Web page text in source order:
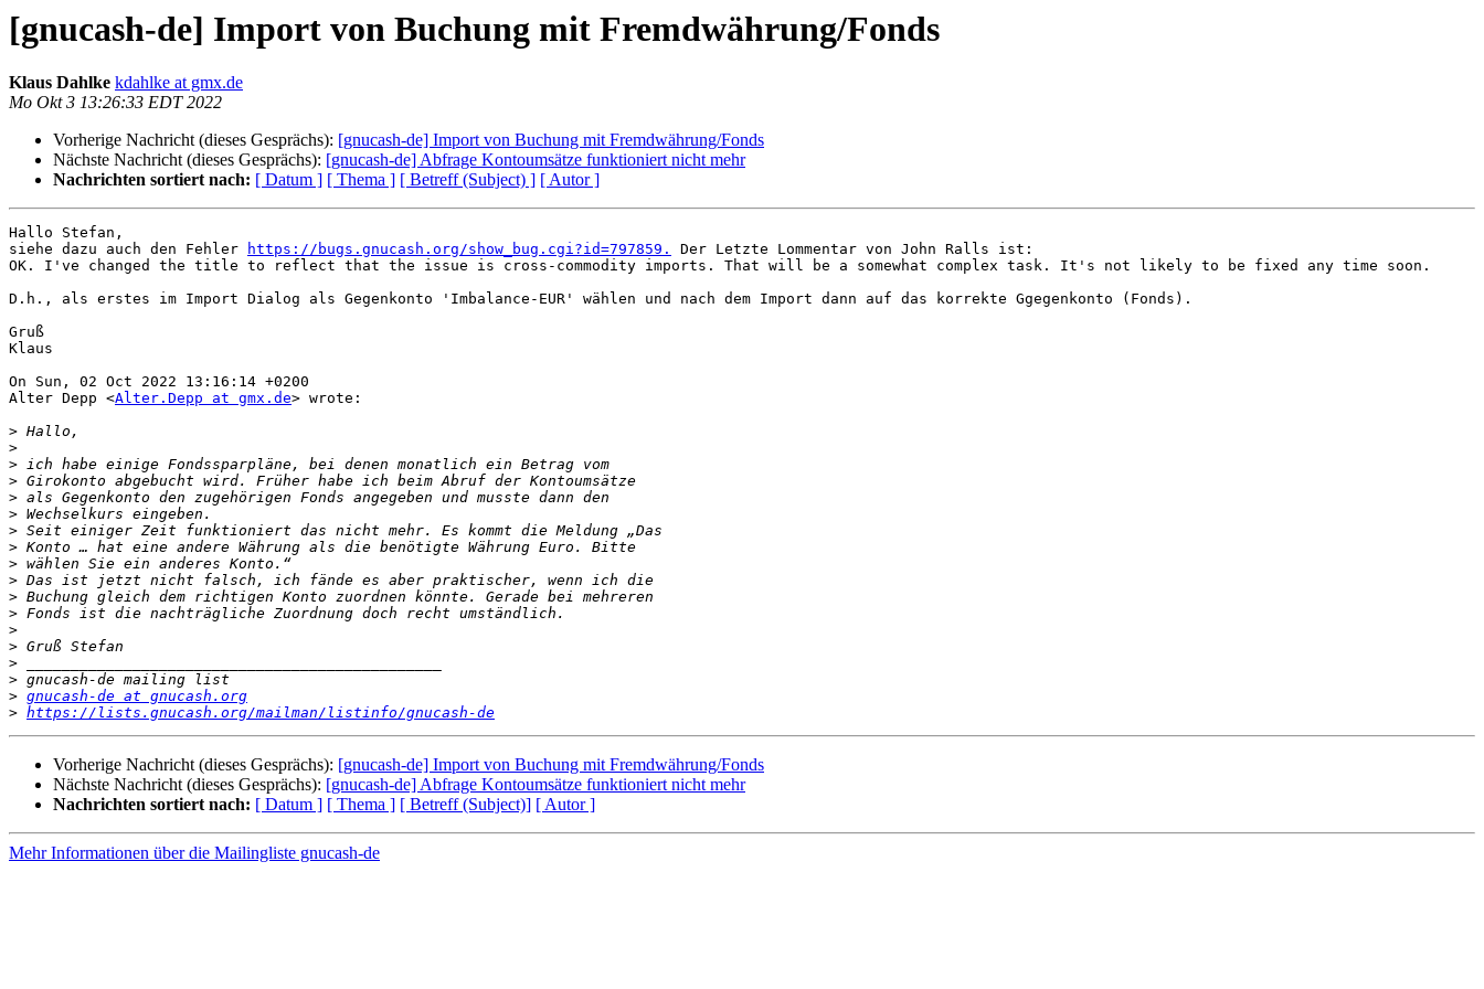
[gnucash-de] Import von Buchung mit Fremdwährung/Fonds
Klaus Dahlke kdahlke at gmx.de
Mo Okt 3 13:26:33 EDT 2022
Vorherige Nachricht (dieses Gesprächs): [gnucash-de] Import von Buchung mit Fremdwährung/Fonds
Nächste Nachricht (dieses Gesprächs): [gnucash-de] Abfrage Kontoumsätze funktioniert nicht mehr
Nachrichten sortiert nach: [ Datum ] [ Thema ] [ Betreff (Subject) ] [ Autor ]
Hallo Stefan,
siehe dazu auch den Fehler
https://bugs.gnucash.org/show_bug.cgi?id=797859.
Der Letzte Lommentar von John Ralls ist:
OK. I've changed the title to reflect that the issue is cross-commodity imports. That will be a somewhat complex task. It's not likely to be fixed any time soon.
D.h., als erstes im Import Dialog als Gegenkonto 'Imbalance-EUR' wählen und nach dem Import dann auf das korrekte Ggegenkonto (Fonds).
Gruß
Klaus
On Sun, 02 Oct 2022 13:16:14 +0200
Alter Depp <Alter.Depp at gmx.de> wrote:
>
>
>
>
>
>
>
>
>
>
>
>
>
>
>
>
> gnucash-de at gnucash.org
> https://lists.gnucash.org/mailman/listinfo/gnucash-de
Vorherige Nachricht (dieses Gesprächs): [gnucash-de] Import von Buchung mit Fremdwährung/Fonds
Nächste Nachricht (dieses Gesprächs): [gnucash-de] Abfrage Kontoumsätze funktioniert nicht mehr
Nachrichten sortiert nach: [ Datum ] [ Thema ] [ Betreff (Subject)] [ Autor ]
Mehr Informationen über die Mailingliste gnucash-de